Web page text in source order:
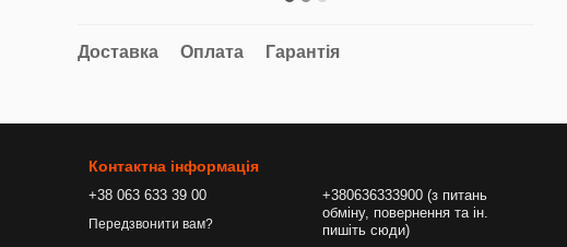
Доставка Оплата Гарантія
Контактна інформація
+38 063 633 39 00
Передзвонити вам?
+380636333900 (з питань
обміну, повернення та ін.
пишіть сюди)